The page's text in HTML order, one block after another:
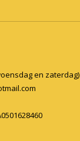
en zaterdag)